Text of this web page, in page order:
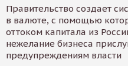
Правительство создает
в валюте, с помощью
оттоком капитала из
нежелание бизнеса
предупреждениям власти